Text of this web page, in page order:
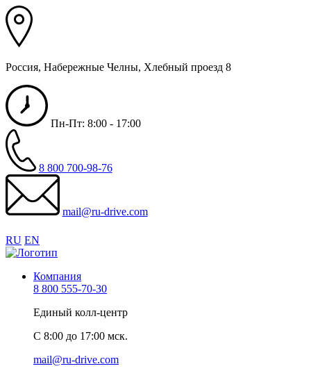
Россия, Набережные Челны, Хлебный проезд 8
Пн-Пт: 8:00 - 17:00
8 800 700-98-76
mail@ru-drive.com
RU EN
Компания
8 800 555-70-30
Единый колл-центр
C 8:00 до 17:00 мск.
mail@ru-drive.com